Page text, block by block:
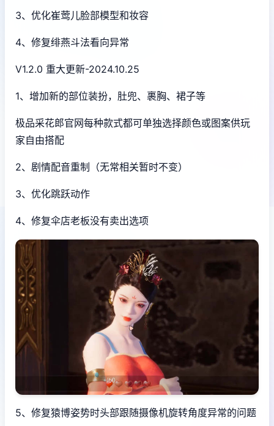
3、优化崔莺儿脸部模型和妆容
4、修复绯燕斗法看向异常
V1.2.0 重大更新-2024.10.25
1、增加新的部位装扮，肚兜、裹胸、裙子等
极品采花郎官网每种款式都可单独选择颜色或图案供玩
家自由搭配
2、剧情配音重制（无常相关暂时不变）
3、优化跳跃动作
4、修复伞店老板没有卖出选项
5、修复猿博姿势时头部跟随摄像机旋转角度异常的问题